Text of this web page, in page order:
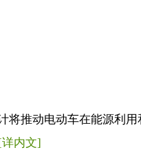
将推动电动车在能源利
内文]